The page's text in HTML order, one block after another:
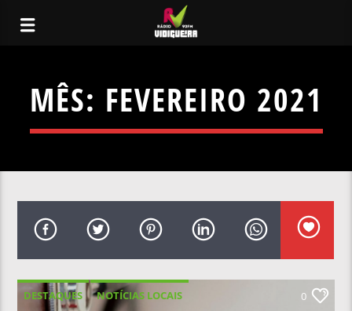
MÊS: FEVEREIRO 2021
DESTAQUES
NOTÍCIAS LOCAIS
0